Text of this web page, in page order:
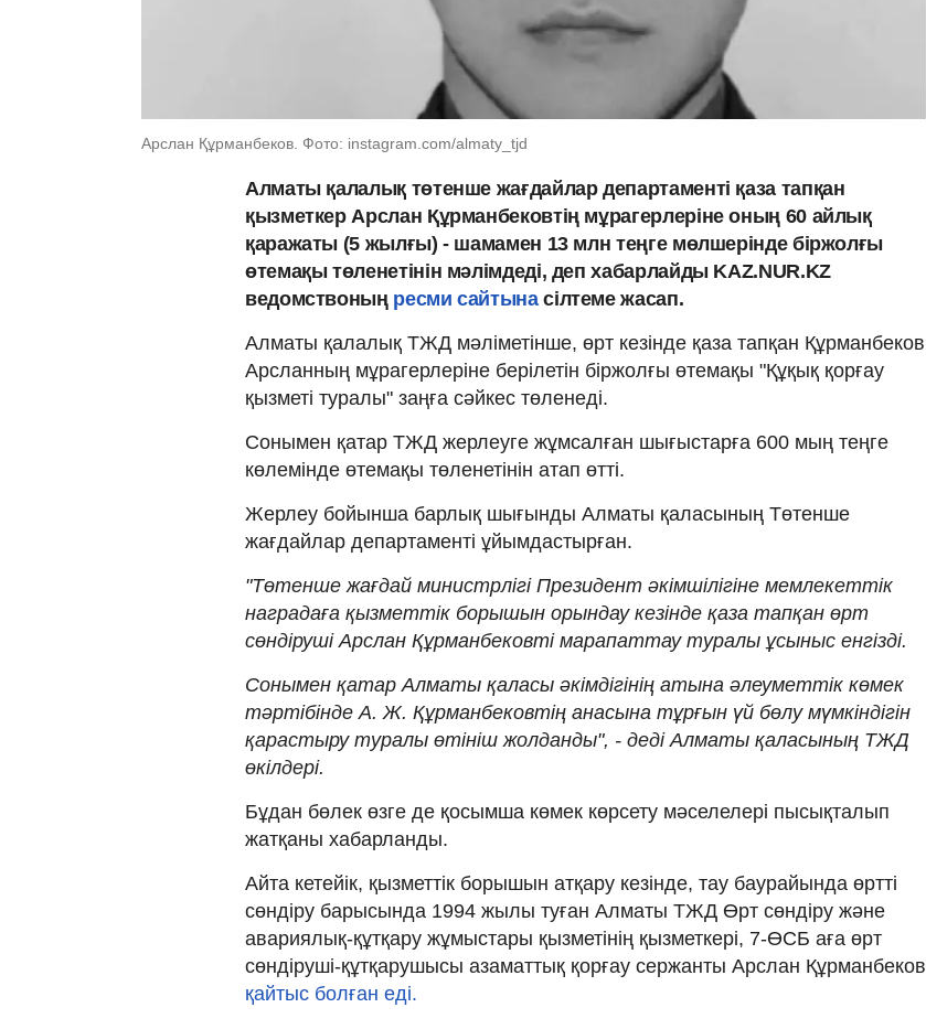
Арслан Құрманбеков. Фото: instagram.com/almaty_tjd
Алматы қалалық төтенше жағдайлар департаменті қаза тапқан
қызметкер Арслан Құрманбековтің мұрагерлеріне оның 60 айлық
қаражаты (5 жылғы) - шамамен 13 млн теңге мөлшерінде біржолғы
өтемақы төленетінін мәлімдеді, деп хабарлайды KAZ.NUR.KZ
ведомствоның ресми сайтынасілтеме жасап.
Алматы қалалық ТЖД мәліметінше, өрт кезінде қаза тапқан Құрманбеков
Арсланның мұрагерлеріне берілетін біржолғы өтемақы "Құқық қорғау
қызметі туралы" заңға сәйкес төленеді.
Сонымен қатар ТЖД жерлеуге жұмсалған шығыстарға 600 мың теңге
көлемінде өтемақы төленетінін атап өтті.
Жерлеу бойынша барлық шығынды Алматы қаласының Төтенше
жағдайлар департаменті ұйымдастырған.
"Төтенше жағдай министрлігі Президент әкімшілігіне мемлекеттік
наградаға қызметтік борышын орындау кезінде қаза тапқан өрт
сөндіруші Арслан Құрманбековті марапаттау туралы ұсыныс енгізді.
Сонымен қатар Алматы қаласы әкімдігінің атына әлеуметтік көмек
тәртібінде А. Ж. Құрманбековтің анасына тұрғын үй бөлу мүмкіндігін
қарастыру туралы өтініш жолданды", - деді Алматы қаласының ТЖД
өкілдері.
Бұдан бөлек өзге де қосымша көмек көрсету мәселелері пысықталып
жатқаны хабарланды.
Айта кетейік, қызметтік борышын атқару кезінде, тау баурайында өртті
сөндіру барысында 1994 жылы туған Алматы ТЖД Өрт сөндіру және
авариялық-құтқару жұмыстары қызметінің қызметкері, 7-ӨСБ аға өрт
сөндіруші-құтқарушысы азаматтық қорғау сержанты Арслан Құрманбеков
қайтыс болған еді.